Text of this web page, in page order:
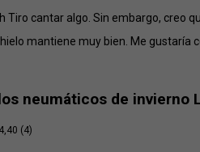
Tiro cantar algo. Sin embargo, creo
mantiene muy bien. Me gustaría
neumáticos de invierno
4,40 (4)